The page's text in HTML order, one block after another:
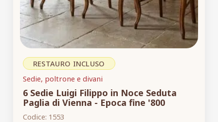
RESTAURO INCLUSO
Sedie, poltrone e divani
6 Sedie Luigi Filippo in Noce Seduta
Paglia di Vienna - Epoca fine '800
Codice: 1553